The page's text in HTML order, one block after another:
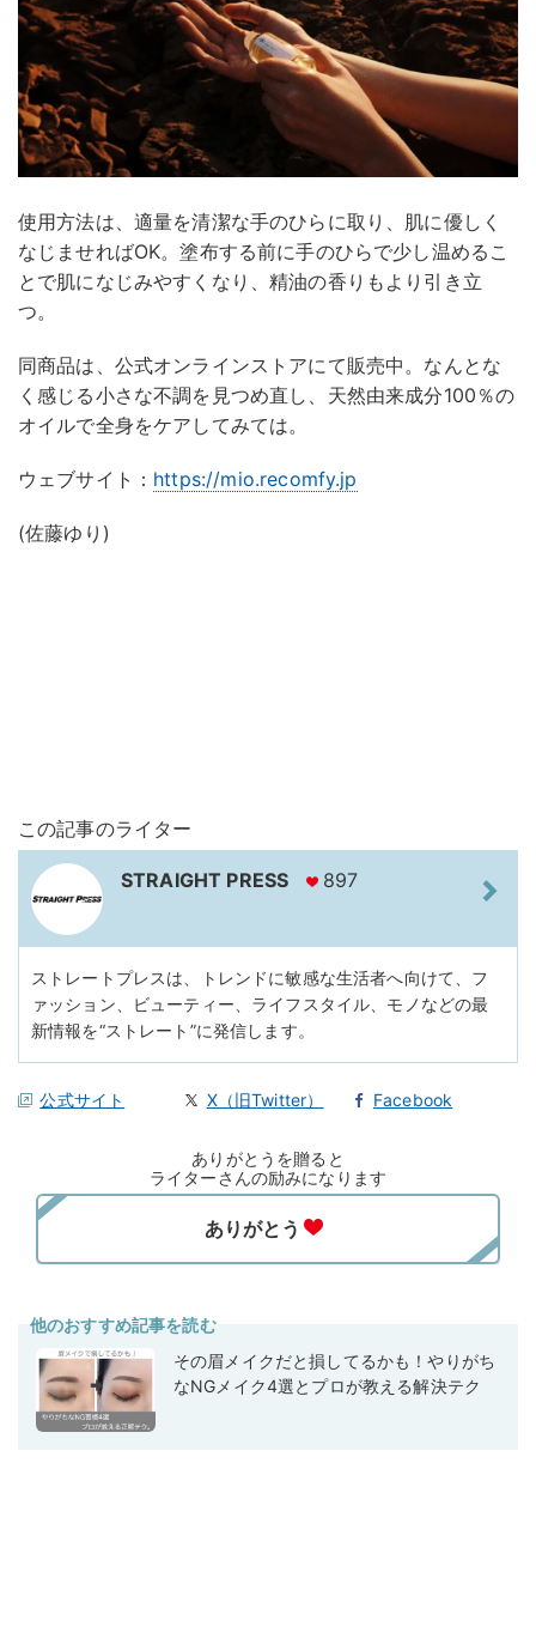
使用方法は、適量を清潔な手のひらに取り、肌に優しく
なじませればOK。塗布する前に手のひらで少し温めるこ
とで肌になじみやすくなり、精油の香りもより引き立
つ。
同商品は、公式オンラインストアにて販売中。なんとな
く感じる小さな不調を見つめ直し、天然由来成分100％の
オイルで全身をケアしてみては。
ウェブサイト： https://mio.recomfy.jp
(佐藤ゆり)
この記事のライター
STRAIGHT PRESS 897
ストレートプレスは、トレンドに敏感な生活者へ向けて、フ
ァッション、ビューティー、ライフスタイル、モノなどの最
新情報を“ストレート”に発信します。
公式サイト X（旧Twitter） Facebook
ありがとうを贈ると
ライターさんの励みになります
他のおすすめ記事を読む
その眉メイクだと損してるかも！やりがち
なNGメイク4選とプロが教える解決テク